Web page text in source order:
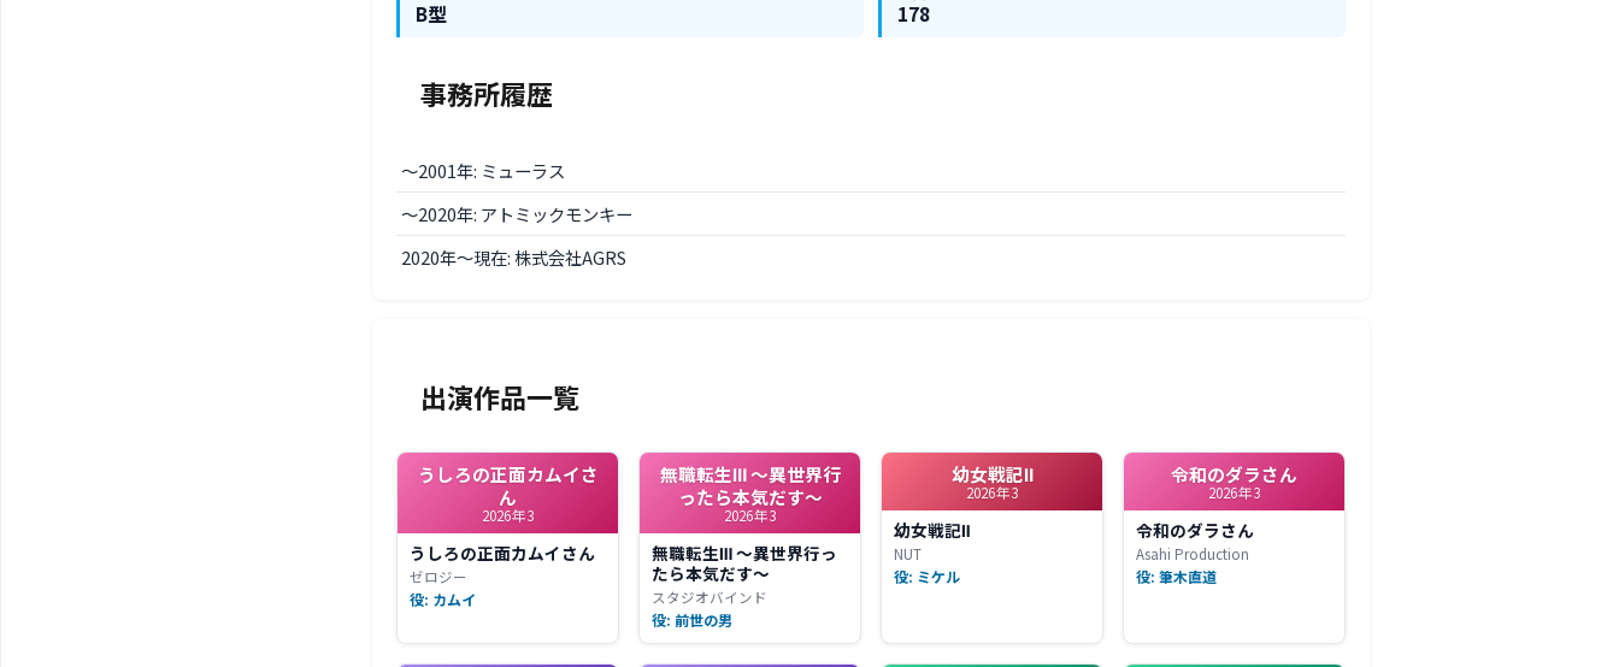
B型 178
事務所履歴
〜2001年: ミューラス
〜2020年: アトミックモンキー
2020年〜現在: 株式会社AGRS
出演作品一覧
うしろの正面カムイさ
ん
2026年3
うしろの正面カムイさん
ゼロジー
役: カムイ
無職転生Ⅲ ～異世界行
ったら本気だす～
2026年3
無職転生Ⅲ ～異世界行っ
たら本気だす～
スタジオバインド
役: 前世の男
幼女戦記Ⅱ
2026年3
幼女戦記Ⅱ
NUT
役: ミケル
令和のダラさん
2026年3
令和のダラさん
Asahi Production
役: 筆木直道